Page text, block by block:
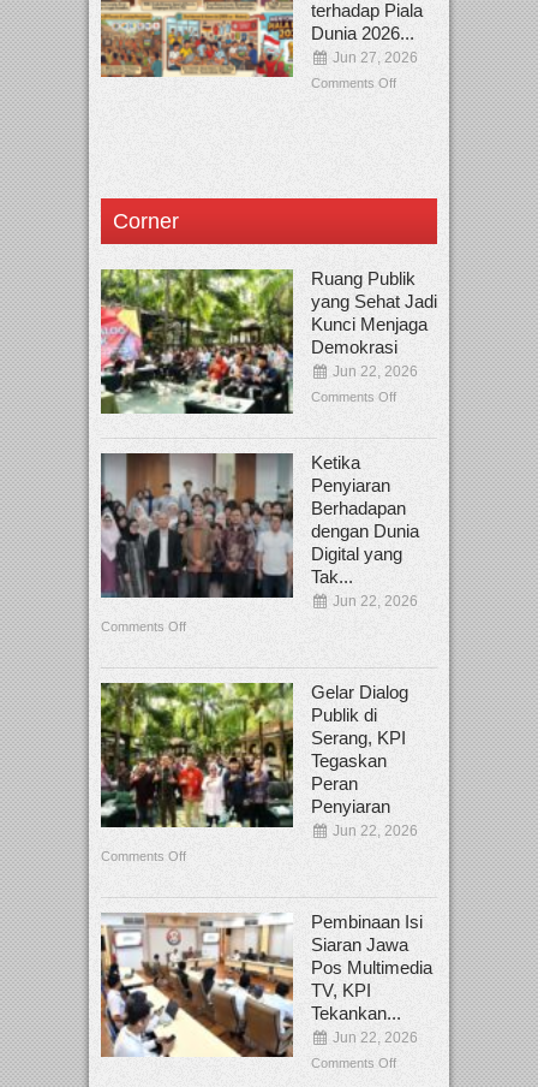
terhadap Piala
Dunia 2026...
Jun 27, 2026
Comments Off
Corner
Ruang Publik
yang Sehat Jadi
Kunci Menjaga
Demokrasi
Jun 22, 2026
Comments Off
Ketika
Penyiaran
Berhadapan
dengan Dunia
Digital yang
Tak...
Jun 22, 2026
Comments Off
Gelar Dialog
Publik di
Serang, KPI
Tegaskan
Peran
Penyiaran
Jun 22, 2026
Comments Off
Pembinaan Isi
Siaran Jawa
Pos Multimedia
TV, KPI
Tekankan...
Jun 22, 2026
Comments Off